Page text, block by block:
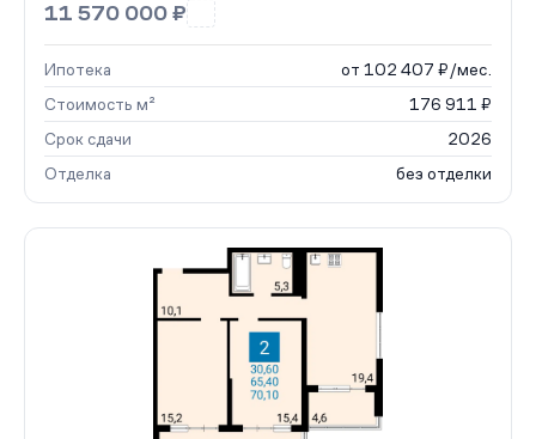
11 570 000 ₽
Ипотека
от 102 407 ₽/мес.
Стоимость м²
176 911 ₽
Срок сдачи
2026
Отделка
без отделки